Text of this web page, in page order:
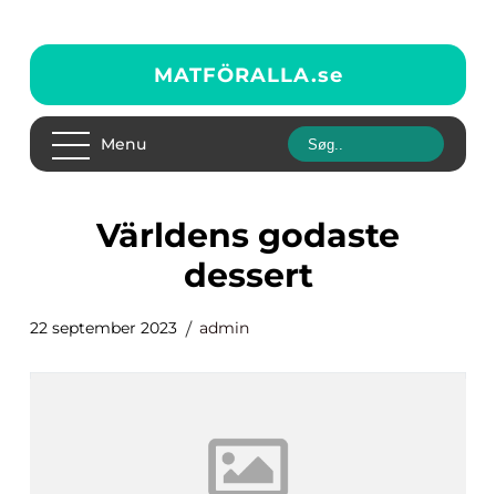
MATFÖRALLA.se
Menu
världens godaste
dessert
22 september 2023 admin